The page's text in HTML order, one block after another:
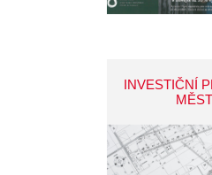
INVESTIČNÍ